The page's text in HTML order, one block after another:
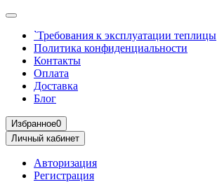
`Требования к эксплуатации теплицы
Политика конфиденциальности
Контакты
Оплата
Доставка
Блог
Избранное0
Личный кабинет
Авторизация
Регистрация